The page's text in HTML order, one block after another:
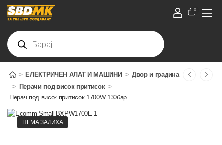
0
> ЕЛЕКТРИЧЕН АЛАТ И МАШИНИ > Двор и градина
> Перачи под висок притисок >
Перач под висок притисок 1700W 130бар
НЕМА ЗАЛИХА